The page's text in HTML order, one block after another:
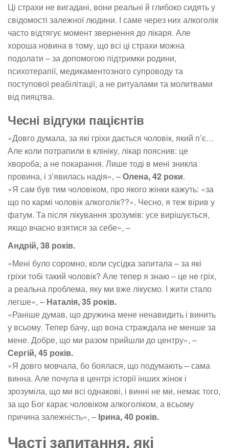
Ці страхи не вигадані, вони реальні й глибоко сидять у
свідомості залежної людини. І саме через них алкоголік
часто відтягує момент звернення до лікаря. Але
хороша новина в тому, що всі ці страхи можна
подолати – за допомогою підтримки родини,
психотерапії, медикаментозного супроводу та
поступової реабілітації, а не ритуалами та молитвами
від пияцтва.
Чесні відгуки пацієнтів
«Довго думала, за які гріхи дається чоловік, який п’є…
Але коли потрапили в клініку, лікар пояснив: це
хвороба, а не покарання. Лише тоді в мені зникла
провина, і з’явилась надія», –Олена, 42 роки.
«Я сам був тим чоловіком, про якого жінки кажуть: «за
що по кармі чоловік алкоголік??». Чесно, я теж вірив у
фатум. Та після лікування зрозумів: усе вирішується,
якщо вчасно взятися за себе», –
Андрій, 38 років.
«Мені було соромно, коли сусідка запитала – за які
гріхи тобі такий чоловік? Але тепер я знаю – це не гріх,
а реальна проблема, яку ми вже лікуємо. І жити стало
легше», – Наталія, 35 років.
«Раніше думав, що дружина мене ненавидить і винить
у всьому. Тепер бачу, що вона страждала не менше за
мене. Добре, що ми разом прийшли до центру», –
Сергій, 45 років.
«Я довго мовчала, бо боялася, що подумають – сама
винна. Але почула в центрі історії інших жінок і
зрозуміла, що ми всі однакові, і винні не ми, немає того,
за що Бог карає чоловіком алкоголіком, а всьому
причина залежність», – Ірина, 40 років.
Часті запитання, які